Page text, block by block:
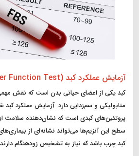
آزمایش عملکرد کبد (Liver Function Test)
کبد یکی از اعضای حیاتی بدن است که نقش
متابولیکی و سم‌زدایی دارد. آزمایش عملکرد کبد
پروتئین‌های کبدی است که نشان‌دهنده
سطح این آنزیم‌ها می‌تواند نشانه‌ای از
کبد چرب باشد که نیاز به تشخیص زودهنگام